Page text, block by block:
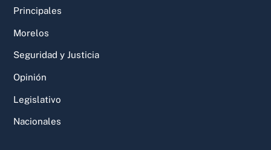
Principales
Morelos
Seguridad y Justicia
Opinión
Legislativo
Nacionales